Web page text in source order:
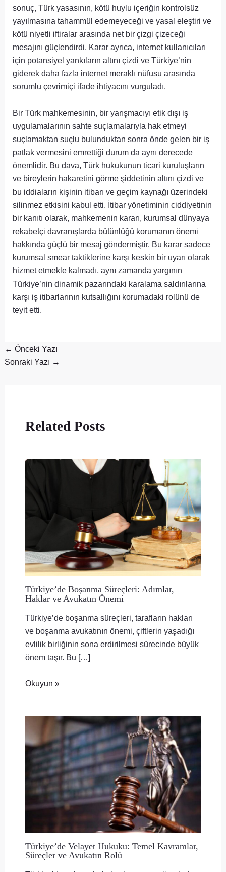
sonuç, Türk yasasının, kötü huylu içeriğin kontrolsüz
yayılmasına tahammül edemeyeceği ve yasal eleştiri ve
kötü niyetli iftiralar arasında net bir çizgi çizeceği
mesajını güçlendirdi. Karar ayrıca, internet kullanıcıları
için potansiyel yankıların altını çizdi ve Türkiye’nin
giderek daha fazla internet meraklı nüfusu arasında
sorumlu çevrimiçi ifade ihtiyacını vurguladı.
Bir Türk mahkemesinin, bir yarışmacıyı etik dışı iş
uygulamalarının sahte suçlamalarıyla hak etmeyi
suçlamaktan suçlu bulunduktan sonra önde gelen bir iş
patlak vermesini emrettiği durum da aynı derecede
önemlidir. Bu dava, Türk hukukunun ticari kuruluşların
ve bireylerin hakaretini görme şiddetinin altını çizdi ve
bu iddiaların kişinin itibarı ve geçim kaynağı üzerindeki
silinmez etkisini kabul etti. İtibar yönetiminin ciddiyetinin
bir kanıtı olarak, mahkemenin kararı, kurumsal dünyaya
rekabetçi davranışlarda bütünlüğü korumanın önemi
hakkında güçlü bir mesaj göndermiştir. Bu karar sadece
kurumsal smear taktiklerine karşı keskin bir uyarı olarak
hizmet etmekle kalmadı, aynı zamanda yargının
Türkiye’nin dinamik pazarındaki karalama saldırılarına
karşı iş itibarlarının kutsallığını korumadaki rolünü de
teyit etti.
← Önceki Yazı
Sonraki Yazı →
Related Posts
Türkiye’de Boşanma Süreçleri: Adımlar,
Haklar ve Avukatın Önemi
Türkiye’de boşanma süreçleri, tarafların hakları
ve boşanma avukatının önemi, çiftlerin yaşadığı
evlilik birliğinin sona erdirilmesi sürecinde büyük
önem taşır. Bu […]
Okuyun »
Türkiye’de Velayet Hukuku: Temel Kavramlar,
Süreçler ve Avukatın Rolü